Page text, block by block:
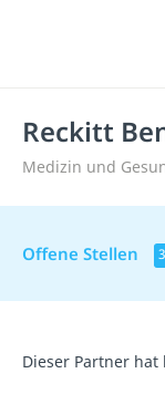
Reckitt
Medizin und
Offene Stellen 3
Dieser Partner